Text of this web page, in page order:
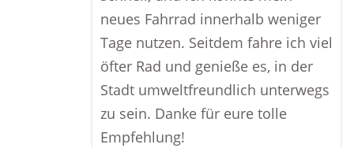
neues Fahrrad innerhalb weniger
Tage nutzen. Seitdem fahre ich viel
öfter Rad und genieße es, in der
Stadt umweltfreundlich unterwegs
zu sein. Danke für eure tolle
Empfehlung!